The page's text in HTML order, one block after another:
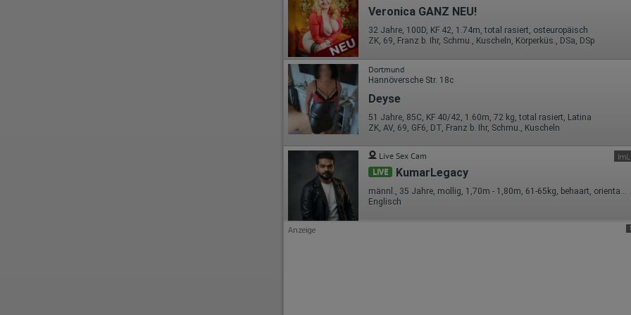
Vertragsstaaten des Abkommens über den Europäischen
Wirtschaftsraum gekürzt, dies bedeutet, dass alle Daten anonym
erhoben werden. Nur in Ausnahmefällen wird die volle IP-Adresse an
einen Server von Google in den USA übertragen und dort gekürzt. Die von
dem Browser des Nutzers übermittelte IP-Adresse wird nicht mit anderen
Daten von Google zusammengeführt.
Erhobene Informationen zum Besucherverhalten sind folgende:
Herkunft (Land und Stadt)
Sprache
Betriebssystem
Browser und alle verwendeten Add-ons
Auflösung des Computers
Besucherquelle (Facebook, Suchmaschine oder verweisende
Webseite)
Welche Dateien wurden heruntergeladen?
Welche Videos angeschaut?
Wurden Werbebanner angeklickt?
Veronica GANZ NEU!
32 Jahre, 100D, KF 42, 1.74m, total rasiert, osteuropäisch
ZK, 69, Franz b. Ihr, Schmu., Kuscheln, Körperküs., DSa, DSp
Dortmund
Hannöversche Str. 18c
Deyse
51 Jahre, 85C, KF 40/42, 1.60m, 72 kg, total rasiert, Latina
ZK, AV, 69, GF6, DT, Franz b. Ihr, Schmu., Kuscheln
Live Sex Cam
LIVE KumarLegacy
männl., 35 Jahre, mollig, 1,70m - 1,80m, 61-65kg, behaart, orientalisch
Englisch
Anzeige